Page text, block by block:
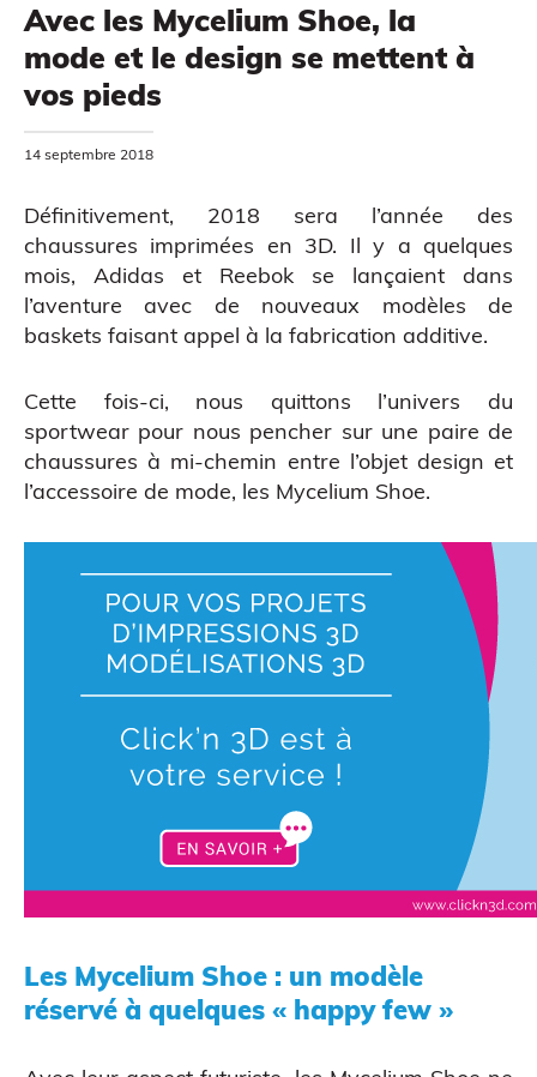
MODÉLISATION 3D
Avec les Mycelium Shoe, la
mode et le design se mettent à
vos pieds
14 septembre 2018
Définitivement, 2018 sera l’année des
chaussures imprimées en 3D. Il y a quelques
mois, Adidas et Reebok se lançaient dans
l’aventure avec de nouveaux modèles de
baskets faisant appel à la fabrication additive.
Cette fois-ci, nous quittons l’univers du
sportwear pour nous pencher sur une paire de
chaussures à mi-chemin entre l’objet design et
l’accessoire de mode, les Mycelium Shoe.
Les Mycelium Shoe : un modèle
réservé à quelques « happy few »